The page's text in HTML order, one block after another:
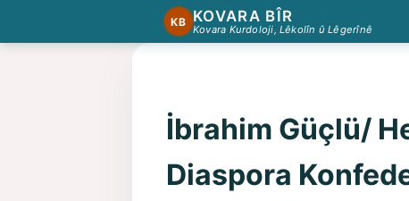
KB KOVARA BÎR
Kovara Kurdoloji, Lêkolîn û Lêgerînê
İbrahim Güçlü/
Diaspora